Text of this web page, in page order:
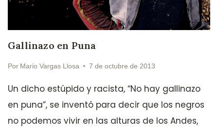
Gallinazo en Puna
Por Mario Vargas Llosa 7 de octubre de 2013
Un dicho estúpido y racista, “No hay gallinazo
en puna”, se inventó para decir que los negros
no podemos vivir en las alturas de los Andes,